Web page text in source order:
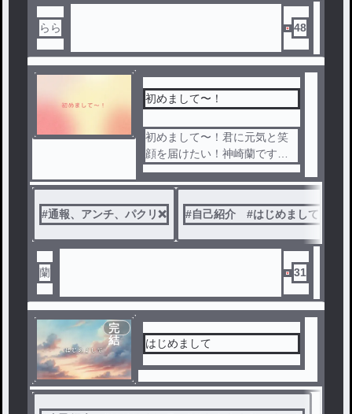
らら 48
初めまして〜！
初めまして〜！君に元気と笑
顔を届けたい！神崎蘭です！
よろしくお願いします！
#通報、アンチ、パクリ❌️ #自己紹介 #はじめまして #こ
蘭 31
完
結
はじめまして